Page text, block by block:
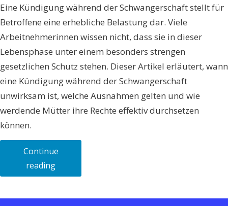
Eine Kündigung während der Schwangerschaft stellt für
Betroffene eine erhebliche Belastung dar. Viele
Arbeitnehmerinnen wissen nicht, dass sie in dieser
Lebensphase unter einem besonders strengen
gesetzlichen Schutz stehen. Dieser Artikel erläutert, wann
eine Kündigung während der Schwangerschaft
unwirksam ist, welche Ausnahmen gelten und wie
werdende Mütter ihre Rechte effektiv durchsetzen
können.
Continue
reading„Kündigung
und